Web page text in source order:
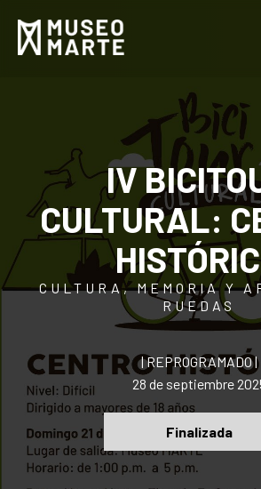
IV
CULTURAL:
CULTURA, MEMORIA Y
RUEDAS
| REPROGRAMADO |
28 de septiembre
Finalizada